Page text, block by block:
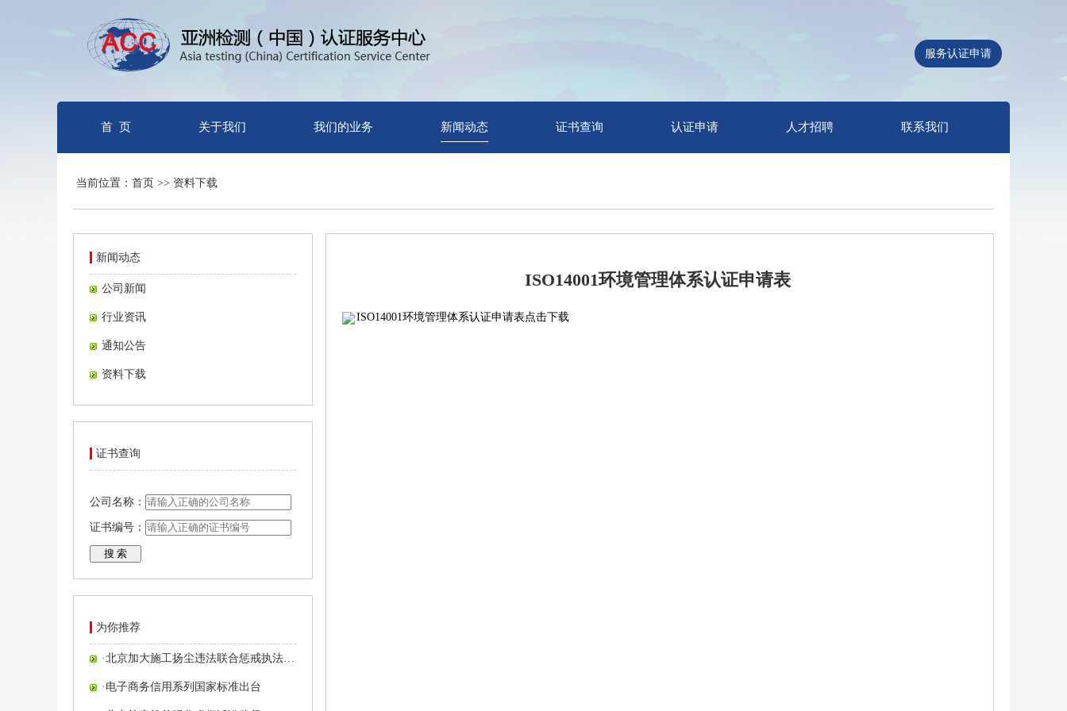
服务认证申请
首 页 关于我们 我们的业务 新闻动态 证书查询 认证申请 人才招聘 联系我们
当前位置：首页 >> 资料下载
新闻动态
公司新闻
行业资讯
通知公告
资料下载
证书查询
公司名称：
证书编号：
为你推荐
·北京加大施工扬尘违法联合惩戒执法…
· 电子商务信用系列国家标准出台
ISO14001环境管理体系认证申请表
ISO14001环境管理体系认证申请表点击下载